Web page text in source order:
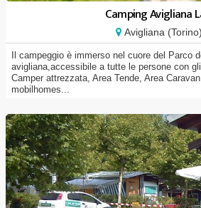
Camping Avigliana
Avigliana (Torino)
Il campeggio è immerso nel cuore del Parco
avigliana,accessibile a tutte le persone con
Camper attrezzata, Area Tende, Area
mobilhomes...